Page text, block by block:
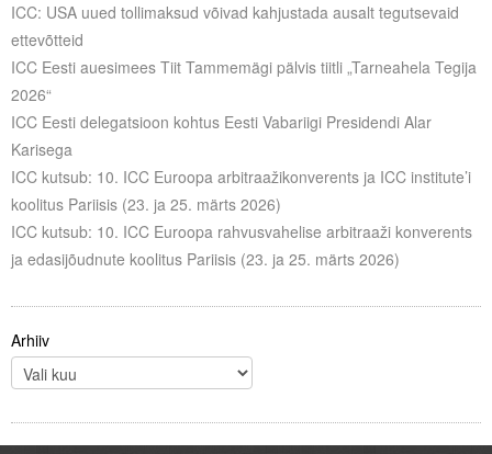
ICC: USA uued tollimaksud võivad kahjustada ausalt tegutsevaid
ettevõtteid
ICC Eesti auesimees Tiit Tammemägi pälvis tiitli „Tarneahela Tegija
2026“
ICC Eesti delegatsioon kohtus Eesti Vabariigi Presidendi Alar
Karisega
ICC kutsub: 10. ICC Euroopa arbitraažikonverents ja ICC institute’i
koolitus Pariisis (23. ja 25. märts 2026)
ICC kutsub: 10. ICC Euroopa rahvusvahelise arbitraaži konverents
ja edasijõudnute koolitus Pariisis (23. ja 25. märts 2026)
Arhiiv